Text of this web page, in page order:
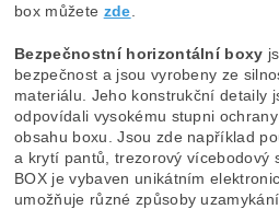
box můžete zde
Bezpečnostní horizontální boxy
bezpečnost a jsou vyrobeny ze
materiálu. Jeho konstrukční detaily
odpovídali vysokému stupni
obsahu boxu. Jsou zde například
a krytí pantů, trezorový vícebodový
BOX je vybaven unikátním
umožňuje různé způsoby